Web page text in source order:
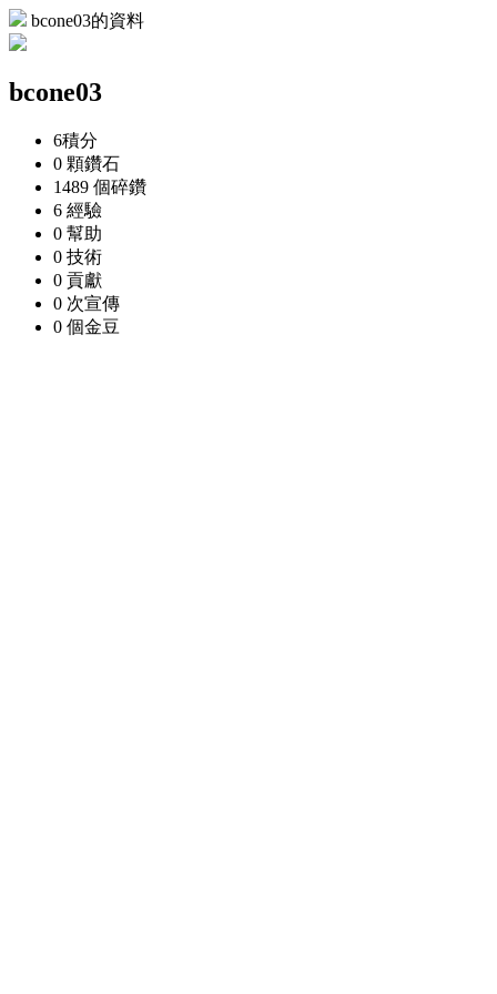
bcone03的資料
bcone03
6積分
0 顆鑽石
1489 個碎鑽
6 經驗
0 幫助
0 技術
0 貢獻
0 次宣傳
0 個金豆